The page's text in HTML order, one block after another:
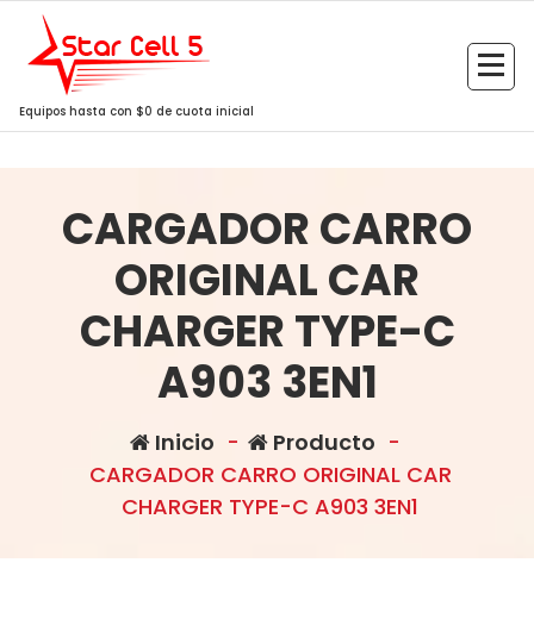
Saltar
contenido
Equipos hasta con $0 de cuota inicial
CARGADOR CARRO
ORIGINAL CAR
CHARGER TYPE-C
A903 3EN1
Inicio - Producto -
CARGADOR CARRO ORIGINAL CAR
CHARGER TYPE-C A903 3EN1